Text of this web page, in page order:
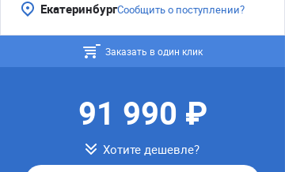
ЕкатеринбургСообщить о поступлении?
Заказать в один клик
91 990 ₽
Хотите дешевле?